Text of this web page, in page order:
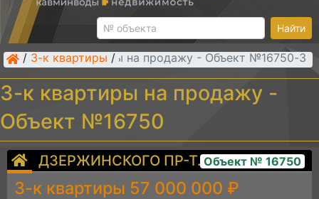
Найти
/ 3-к квартиры / 3-к квартиры на продажу - Объект №16750
3-к квартиры на продажу -
Объект №16750
ДЗЕРЖИНСКОГО ПР-Т.Объект № 16750
3-к квартиры 57 000 000 ₽